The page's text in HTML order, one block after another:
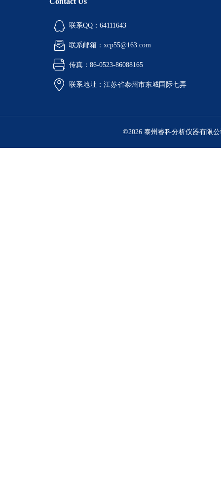
联系QQ：64111643
联系邮箱：xcp55@163.com
传真：86-0523-86088165
联系地址：江苏省泰州市东城国际七弄
©2026 泰州睿科分析仪器有限